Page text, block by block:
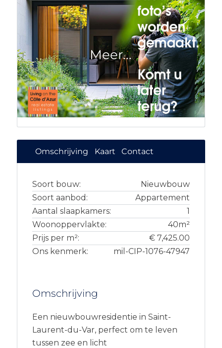
Omschrijving Kaart Contact
Soort bouw:
Nieuwbouw
Soort aanbod:
Appartement
Aantal slaapkamers:
1
Woonoppervlakte:
40m²
Prijs per m²:
€ 7,425.00
Ons kenmerk:
mil-CIP-1076-47947
Omschrijving
Een nieuwbouwresidentie in Saint-
Laurent-du-Var, perfect om te leven
tussen zee en licht